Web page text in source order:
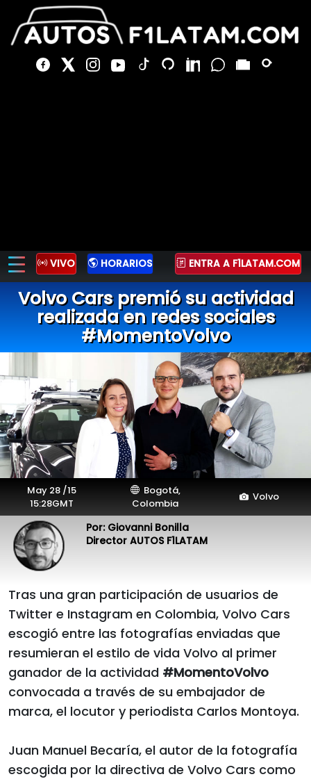
VIVO HORARIOS ENTRA A F1LATAM.COM
Volvo Cars premió su actividad
realizada en redes sociales
#MomentoVolvo
May 28 /15
15:28GMT
Bogotá,
Colombia
Volvo
Por: Giovanni Bonilla
Director AUTOS F1LATAM
Tras una gran participación de usuarios de
Twitter e Instagram en Colombia, Volvo Cars
escogió entre las fotografías enviadas que
resumieran el estilo de vida Volvo al primer
ganador de la actividad #MomentoVolvo
convocada a través de su embajador de
marca, el locutor y periodista Carlos Montoya.
Juan Manuel Becaría, el autor de la fotografía
escogida por la directiva de Volvo Cars como